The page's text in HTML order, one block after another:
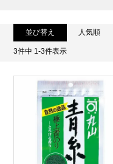
並び替え 人気順
3件中 1-3件表示